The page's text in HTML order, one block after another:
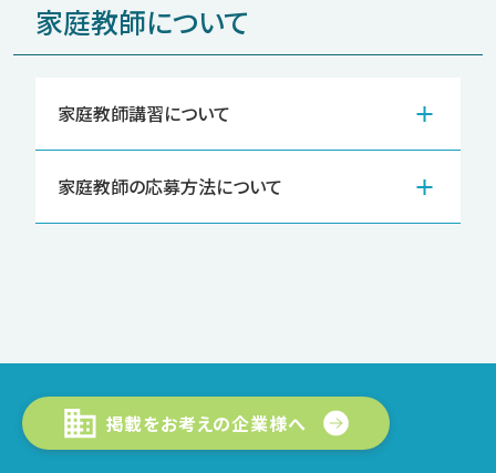
家庭教師について
家庭教師講習について
家庭教師の応募方法について
掲載をお考えの企業様へ